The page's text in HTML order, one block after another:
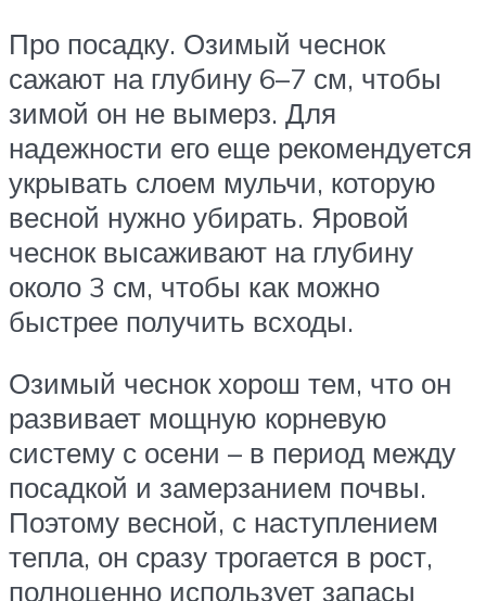
Про посадку. Озимый чеснок
сажают на глубину 6–7 см, чтобы
зимой он не вымерз. Для
надежности его еще рекомендуется
укрывать слоем мульчи, которую
весной нужно убирать. Яровой
чеснок высаживают на глубину
около 3 см, чтобы как можно
быстрее получить всходы.
Озимый чеснок хорош тем, что он
развивает мощную корневую
систему с осени – в период между
посадкой и замерзанием почвы.
Поэтому весной, с наступлением
тепла, он сразу трогается в рост,
полноценно использует запасы